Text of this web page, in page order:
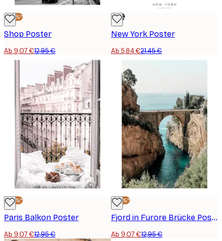
-30%*
Shop Poster
Ab 9,07 €12,95 €
-73%
New York Poster
Ab 5,84 €21,45 €
-30%*
Paris Balkon Poster
Ab 9,07 €12,95 €
-30%*
Fjord in Furore Brücke Poster
Ab 9,07 €12,95 €